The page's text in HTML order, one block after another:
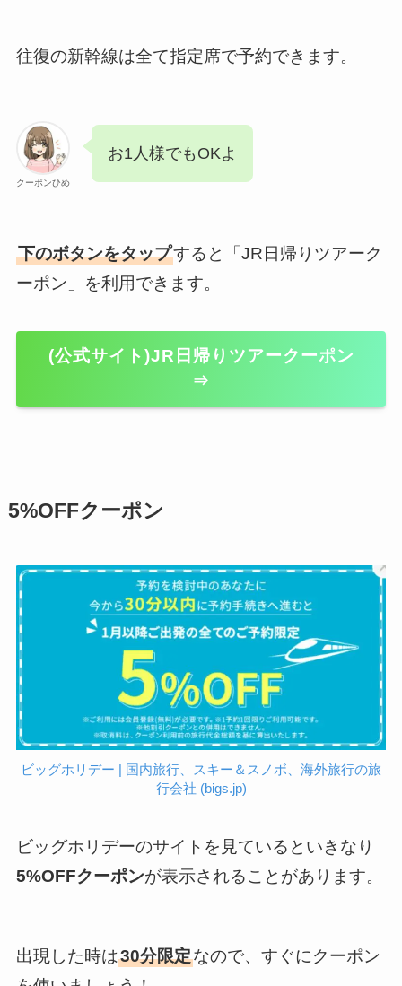
往復の新幹線は全て指定席で予約できます。
クーポンひめ
お1人様でもOKよ
下のボタンをタップすると「JR日帰りツアーク
ーポン」を利用できます。
(公式サイト)JR日帰りツアークーポン
⇒
5%OFFクーポン
ビッグホリデー | 国内旅行、スキー＆スノボ、海外旅行の旅
行会社 (bigs.jp)
ビッグホリデーのサイトを見ているといきなり
5%OFFクーポンが表示されることがあります。
出現した時は30分限定なので、すぐにクーポン